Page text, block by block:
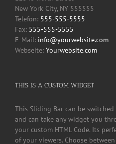
New York City, NY 555555
Telefon: 555-555-5555
Fax: 555-555-5555
E-Mail: info@yourwebsite.com
Webseite: Yourwebsite.com
THIS IS A CUSTOM WIDGET
This Sliding Bar can be
and can take any widget you
your custom HTML Code. Its
of your viewers. Choose